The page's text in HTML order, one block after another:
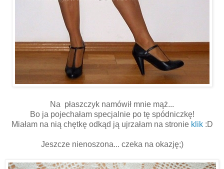
Na płaszczyk namówił mnie mąż...
Bo ja pojechałam specjalnie po tę spódniczkę!
Miałam na nią chętkę odkąd ją ujrzałam na stronie klik:D
Jeszcze nienoszona... czeka na okazję;)